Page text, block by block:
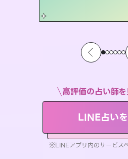
高評価の占い師
LINE占い
※LINEアプリ内のサービス